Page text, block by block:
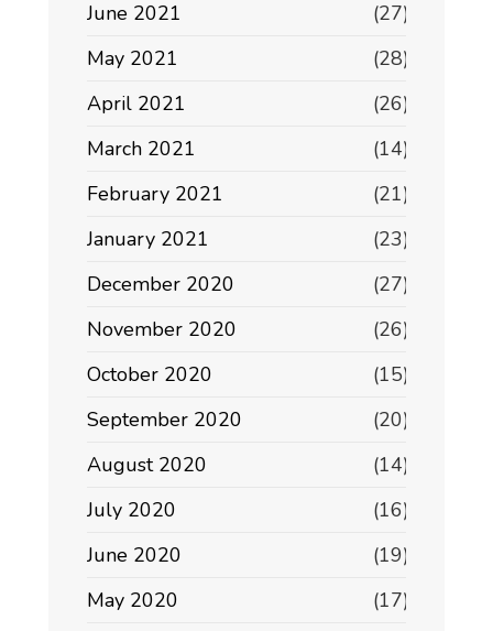
June 2021
(27)
May 2021
(28)
April 2021
(26)
March 2021
(14)
February 2021
(21)
January 2021
(23)
December 2020
(27)
November 2020
(26)
October 2020
(15)
September 2020
(20)
August 2020
(14)
July 2020
(16)
June 2020
(19)
May 2020
(17)